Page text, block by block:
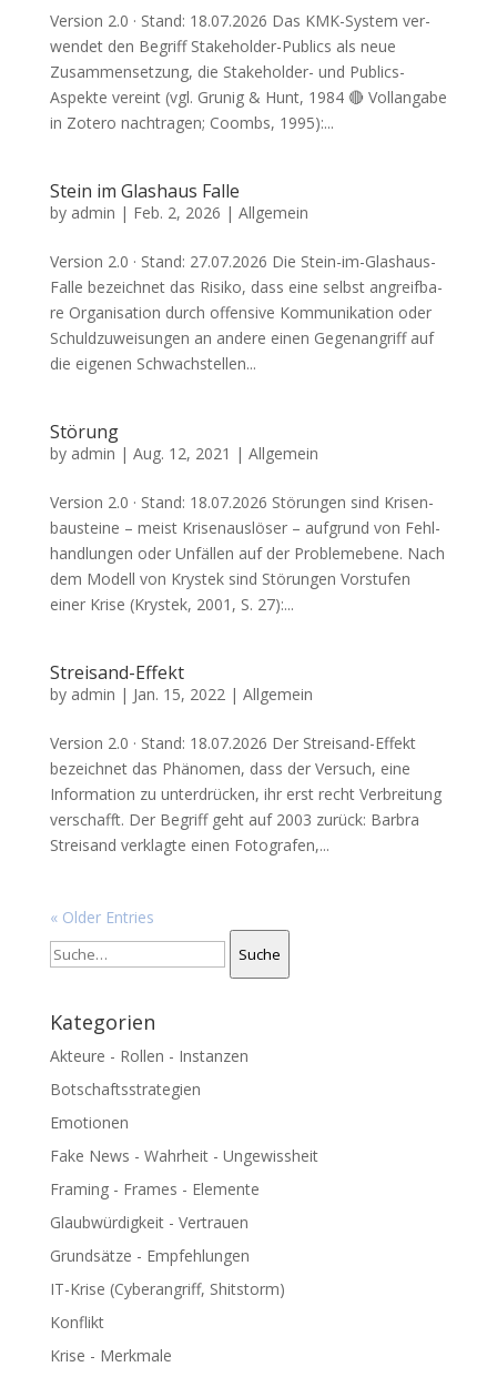
Ver­si­on 2.0 · Stand: 18.07.2026 Das KMK-System ver­
wen­det den Begriff Stake­hol­der-Publics als neue
Zusam­men­set­zung, die Stake­hol­der- und Publics-
Aspek­te ver­eint (vgl. Grunig & Hunt, 1984 🔴 Voll­an­ga­be
in Zote­ro nach­tra­gen; Coombs, 1995):...
Stein im Glashaus Falle
by admin | Feb. 2, 2026 | Allgemein
Ver­si­on 2.0 · Stand: 27.07.2026 Die Stein-im-Glas­haus-
Fal­le bezeich­net das Risi­ko, dass eine selbst angreif­ba­
re Orga­ni­sa­ti­on durch offen­si­ve Kom­mu­ni­ka­ti­on oder
Schuld­zu­wei­sun­gen an ande­re einen Gegen­an­griff auf
die eige­nen Schwach­stel­len...
Störung
by admin | Aug. 12, 2021 | Allgemein
Ver­si­on 2.0 · Stand: 18.07.2026 Stö­run­gen sind Kri­sen­
bau­stei­ne – meist Kri­sen­aus­lö­ser – auf­grund von Fehl­
hand­lun­gen oder Unfäl­len auf der Pro­blem­ebe­ne. Nach
dem Modell von Kry­stek sind Stö­run­gen Vor­stu­fen
einer Kri­se (Kry­stek, 2001, S. 27):...
Streisand-Effekt
by admin | Jan. 15, 2022| Allgemein
Ver­si­on 2.0 · Stand: 18.07.2026 Der Strei­sand-Effekt
bezeich­net das Phä­no­men, dass der Ver­such, eine
Infor­ma­ti­on zu unter­drücken, ihr erst recht Ver­brei­tung
ver­schafft. Der Begriff geht auf 2003 zurück: Bar­bra
Strei­sand ver­klag­te einen Foto­gra­fen,...
« Older Entries
Suche
Suche
Kategorien
Akteure - Rollen - Instanzen
Botschaftsstrategien
Emotionen
Fake News - Wahrheit - Ungewissheit
Framing - Frames - Elemente
Glaubwürdigkeit - Vertrauen
Grundsätze - Empfehlungen
IT-Krise (Cyberangriff, Shitstorm)
Konflikt
Krise - Merkmale